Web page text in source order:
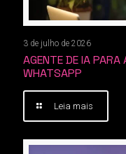
3 de julho de 2026
AGENTE DE IA PARA
WHATSAPP
Leia mais